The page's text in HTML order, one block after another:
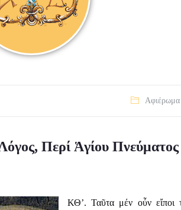
Αφιέρωμα
Περί Ἁγίου Πνεύματος
ΚΘ’. Ταῦτα μέν οὖν εἴποι